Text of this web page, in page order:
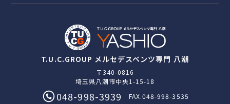
T.U.C.GROUP メルセデスベンツ専門 八潮
〒340-0816
埼玉県八潮市中央1-15-18
048-998-3939 FAX.048-998-3535